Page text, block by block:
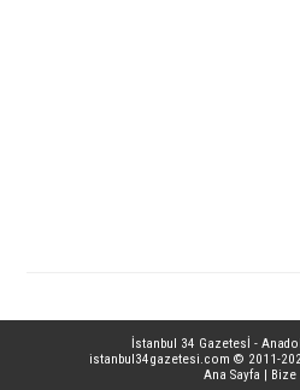
İstanbul 34 Gazetesİ -
istanbul34gazetesi.com © 2011-
Ana Sayfa | Bize